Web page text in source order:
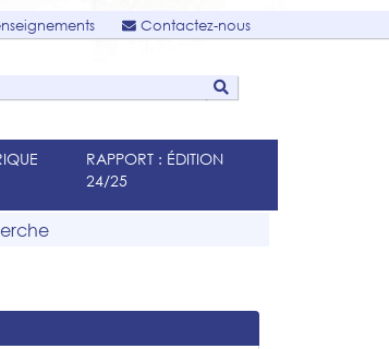
Contactez-nous
RAPPORT : ÉDITION
24/25